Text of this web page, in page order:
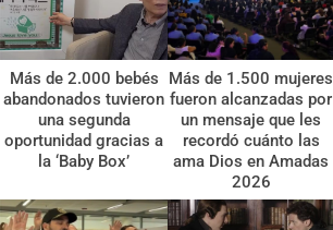
Más de 2.000 bebés
abandonados tuvieron
una segunda
oportunidad gracias a
la ‘Baby Box’
Más de 1.500 mujeres
fueron alcanzadas por
un mensaje que les
recordó cuánto las
ama Dios en Amadas
2026